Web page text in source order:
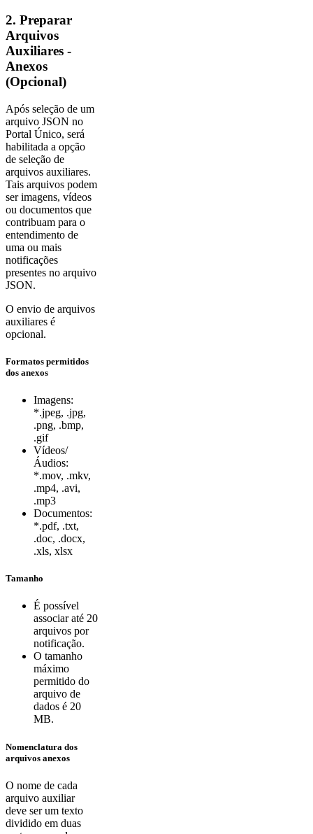
2. Preparar
Arquivos
Auxiliares -
Anexos
(Opcional)
Após seleção de um
arquivo JSON no
Portal Único, será
habilitada a opção
de seleção de
arquivos auxiliares.
Tais arquivos podem
ser imagens, vídeos
ou documentos que
contribuam para o
entendimento de
uma ou mais
notificações
presentes no arquivo
JSON.
O envio de arquivos
auxiliares é
opcional.
Formatos permitidos
dos anexos
Imagens:
*.jpeg, .jpg,
.png, .bmp,
.gif
Vídeos/
Áudios:
*.mov, .mkv,
.mp4, .avi,
.mp3
Documentos:
*.pdf, .txt,
.doc, .docx,
.xls, xlsx
Tamanho
É possível
associar até 20
arquivos por
notificação.
O tamanho
máximo
permitido do
arquivo de
dados é 20
MB.
Nomenclatura dos
arquivos anexos
O nome de cada
arquivo auxiliar
deve ser um texto
dividido em duas